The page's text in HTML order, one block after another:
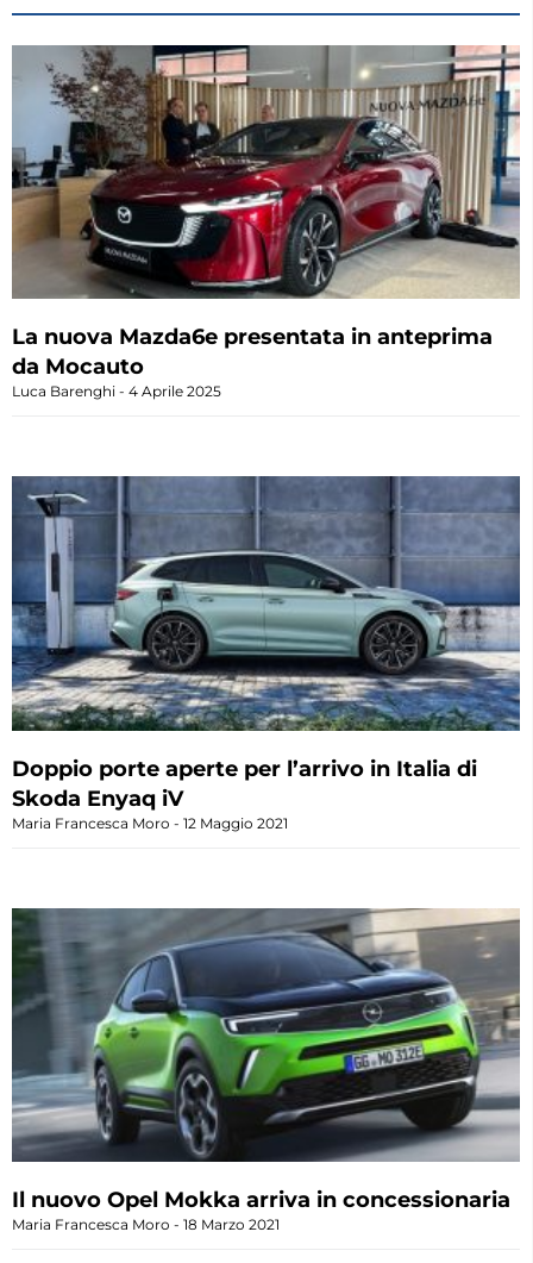
La nuova Mazda6e presentata in anteprima
da Mocauto
Luca Barenghi 4 Aprile 2025
Doppio porte aperte per l’arrivo in Italia di
Skoda Enyaq iV
Maria Francesca Moro 12 Maggio 2021
Il nuovo Opel Mokka arriva in concessionaria
Maria Francesca Moro 18 Marzo 2021